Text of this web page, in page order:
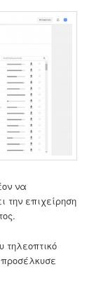
να
την επιχείρηση
τηλεοπτικό